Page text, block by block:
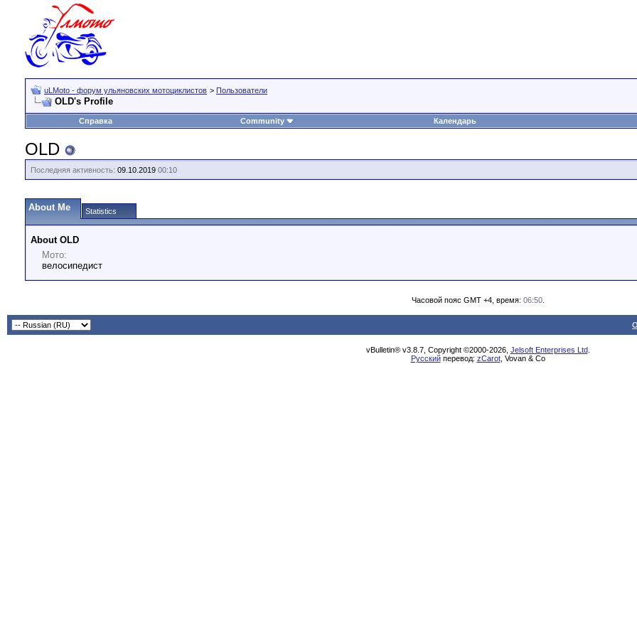
uLMoto - форум ульяновских мотоциклистов > Пользователи
OLD's Profile
Справка
Community Календарь
OLD
Последняя активность: 09.10.2019 00:10
About Me Statistics
About OLD
Мото:
велосипедист
Часовой пояс GMT +4, время: 06:50.
vBulletin® v3.8.7, Copyright ©2000-2026, Jelsoft Enterprises Ltd.
Русскийперевод: zCarot, Vovan & Co